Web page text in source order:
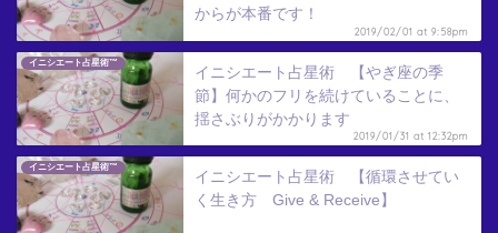
からが本番です！
2019/02/01 at 9:58pm
イニシエート占星術™
イニシエート占星術 【やぎ座の季
節】何かのフリを続けていることに、
揺さぶりがかかります
2019/01/31 at 12:32pm
イニシエート占星術™
イニシエート占星術 【循環させてい
く生き方 Give & Receive】